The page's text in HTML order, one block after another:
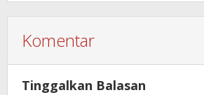
Komentar
Tinggalkan Balasan